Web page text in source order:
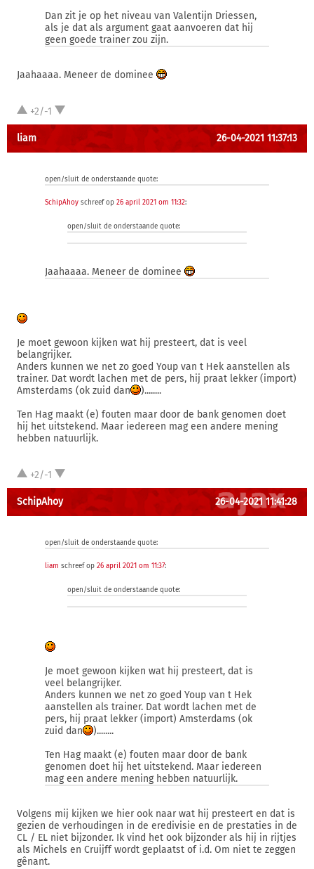
Dan zit je op het niveau van Valentijn Driessen,
als je dat als argument gaat aanvoeren dat hij
geen goede trainer zou zijn.
Jaahaaaa. Meneer de dominee
+2/-1
liam 26-04-2021 11:37:13
open/sluit de onderstaande quote:
SchipAhoy schreef op 26 april 2021 om 11:32:
open/sluit de onderstaande quote:
Jaahaaaa. Meneer de dominee
Je moet gewoon kijken wat hij presteert, dat is veel
belangrijker.
Anders kunnen we net zo goed Youp van t Hek aanstellen als
trainer. Dat wordt lachen met de pers, hij praat lekker (import)
Amsterdams (ok zuid dan
)........
Ten Hag maakt (e) fouten maar door de bank genomen doet
hij het uitstekend. Maar iedereen mag een andere mening
hebben natuurlijk.
+2/-1
SchipAhoy 26-04-2021 11:41:28
open/sluit de onderstaande quote:
liam schreef op 26 april 2021 om 11:37:
open/sluit de onderstaande quote:
Je moet gewoon kijken wat hij presteert, dat is
veel belangrijker.
Anders kunnen we net zo goed Youp van t Hek
aanstellen als trainer. Dat wordt lachen met de
pers, hij praat lekker (import) Amsterdams (ok
zuid dan
)........
Ten Hag maakt (e) fouten maar door de bank
genomen doet hij het uitstekend. Maar iedereen
mag een andere mening hebben natuurlijk.
Volgens mij kijken we hier ook naar wat hij presteert en dat is
gezien de verhoudingen in de eredivisie en de prestaties in de
CL / EL niet bijzonder. Ik vind het ook bijzonder als hij in rijtjes
als Michels en Cruijff wordt geplaatst of i.d. Om niet te zeggen
gênant.